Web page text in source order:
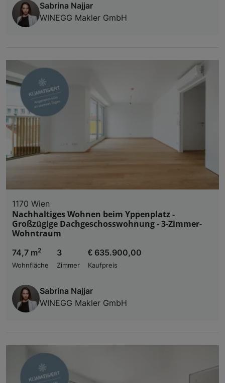
Sabrina Najjar
WINEGG Makler GmbH
1170 Wien
Nachhaltiges Wohnen beim Yppenplatz -
Großzügige Dachgeschosswohnung - 3-Zimmer-
Wohntraum
74,7 m2
Wohnfläche
3
Zimmer
€ 635.900,00
Kaufpreis
Sabrina Najjar
WINEGG Makler GmbH